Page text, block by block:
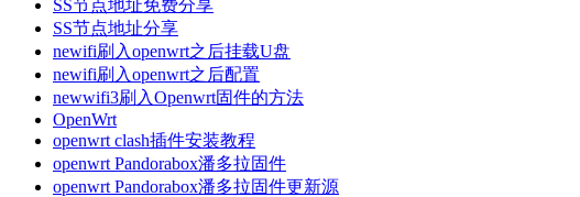
SS节点地址免费分享
SS节点地址分享
newifi刷入openwrt之后挂载U盘
newifi刷入openwrt之后配置
newwifi3刷入Openwrt固件的方法
OpenWrt
openwrt clash插件安装教程
openwrt Pandorabox潘多拉固件
openwrt Pandorabox潘多拉固件更新源